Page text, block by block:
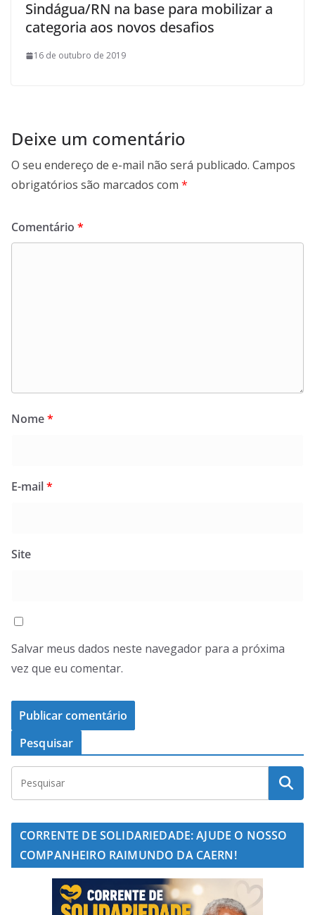
Sindágua/RN na base para mobilizar a
categoria aos novos desafios
16 de outubro de 2019
Deixe um comentário
O seu endereço de e-mail não será publicado. Campos
obrigatórios são marcados com *
Comentário *
Nome*
E-mail*
Site
Salvar meus dados neste navegador para a próxima
vez que eu comentar.
Pesquisar
CORRENTE DE SOLIDARIEDADE: AJUDE O NOSSO
COMPANHEIRO RAIMUNDO DA CAERN!